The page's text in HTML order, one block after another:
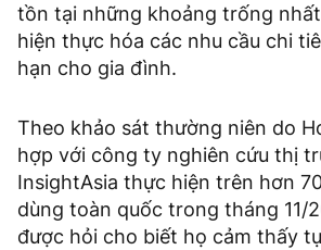
tồn tại những khoảng trống
hiện thực hóa các nhu cầu chi
hạn cho gia đình.
Theo khảo sát thường niên do
hợp với công ty nghiên cứu thị
InsightAsia thực hiện trên hơn
dùng toàn quốc trong tháng 11/
được hỏi cho biết họ cảm thấy